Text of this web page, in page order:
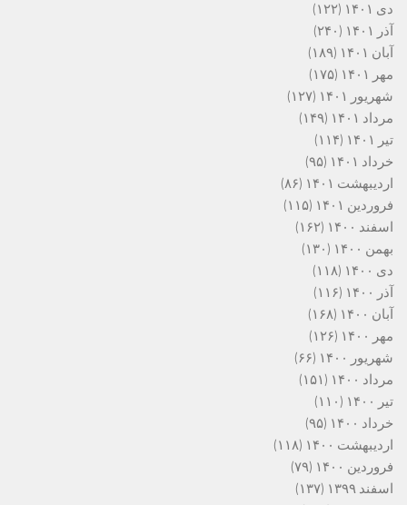
دی ۱۴۰۱
(۱۲۲)
آذر ۱۴۰۱
(۲۴۰)
آبان ۱۴۰۱
(۱۸۹)
مهر ۱۴۰۱
(۱۷۵)
شهریور ۱۴۰۱
(۱۲۷)
مرداد ۱۴۰۱
(۱۴۹)
تیر ۱۴۰۱
(۱۱۴)
خرداد ۱۴۰۱
(۹۵)
اردیبهشت ۱۴۰۱
(۸۶)
فروردین ۱۴۰۱
(۱۱۵)
اسفند ۱۴۰۰
(۱۶۲)
بهمن ۱۴۰۰
(۱۳۰)
دی ۱۴۰۰
(۱۱۸)
آذر ۱۴۰۰
(۱۱۶)
آبان ۱۴۰۰
(۱۶۸)
مهر ۱۴۰۰
(۱۲۶)
شهریور ۱۴۰۰
(۶۶)
مرداد ۱۴۰۰
(۱۵۱)
تیر ۱۴۰۰
(۱۱۰)
خرداد ۱۴۰۰
(۹۵)
اردیبهشت ۱۴۰۰
(۱۱۸)
فروردین ۱۴۰۰
(۷۹)
اسفند ۱۳۹۹
(۱۳۷)